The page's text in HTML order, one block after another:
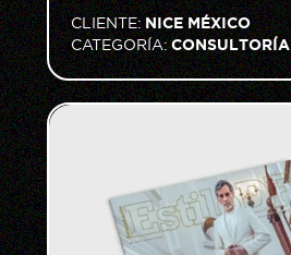
CLIENTE:NICE MÉXICO
CATEGORÍA:CONSULTORÍA